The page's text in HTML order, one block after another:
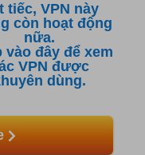
tiếc, VPN này
còn hoạt động
nữa.
vào đây để xem
VPN được
dùng.